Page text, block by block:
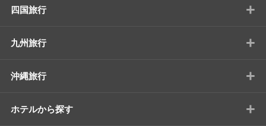
四国旅行 +
九州旅行 +
沖縄旅行 +
ホテルから探す +